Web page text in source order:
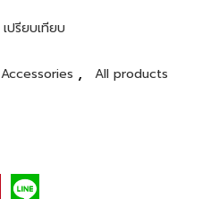
เปรียบเทียบ
Accessories , All products